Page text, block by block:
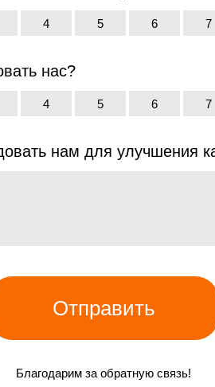
4 5 6 7
нас?
4 5 6 7
нам для улучшения
Отправить
Благодарим за обратную связь!